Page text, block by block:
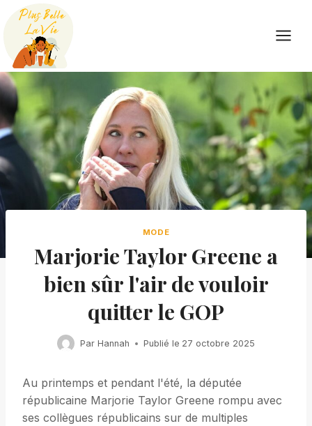
Skip
content
MODE
Marjorie Taylor Greene a
bien sûr l'air de vouloir
quitter le GOP
Par Hannah Publié le 27 octobre 2025
Au printemps et pendant l'été, la députée
républicaine Marjorie Taylor Greene rompu avec
ses collègues républicains sur de multiples